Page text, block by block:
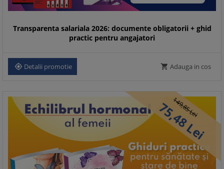
Transparenta salariala 2026: documente obligatorii + ghid
practic pentru angajatori
 Detalii promotie  Adauga in cos
149,85Lei
75,48Lei